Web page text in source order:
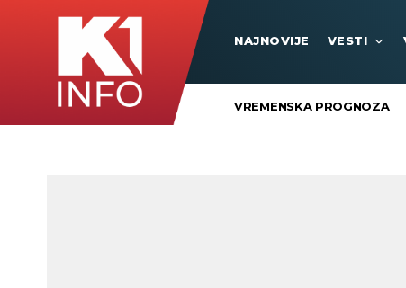
NAJNOVIJE VESTI
VREMENSKA PROGNOZA